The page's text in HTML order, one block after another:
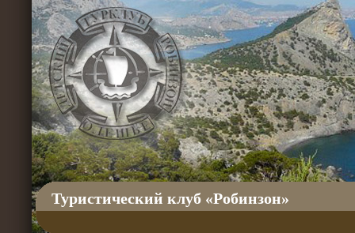
Туристический клуб «Робинзон»